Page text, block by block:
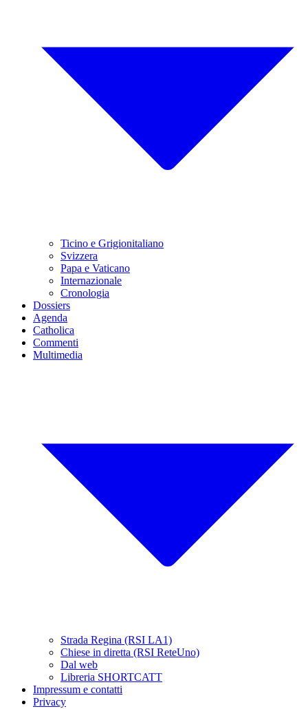
Ticino e Grigionitaliano
Svizzera
Papa e Vaticano
Internazionale
Cronologia
Dossiers
Agenda
Catholica
Commenti
Multimedia
Strada Regina (RSI LA1)
Chiese in diretta (RSI ReteUno)
Dal web
Libreria SHORTCATT
Impressum e contatti
Privacy